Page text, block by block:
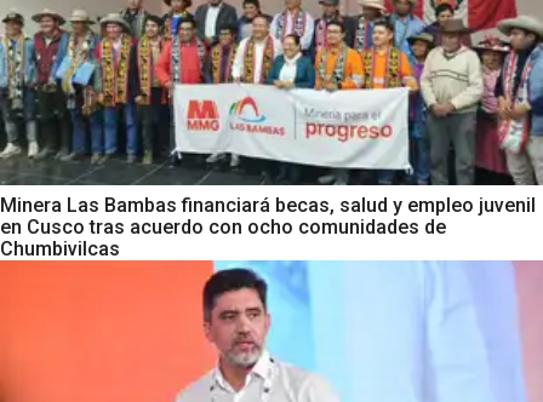
Minera Las Bambas financiará becas, salud y empleo juvenil
en Cusco tras acuerdo con ocho comunidades de
Chumbivilcas